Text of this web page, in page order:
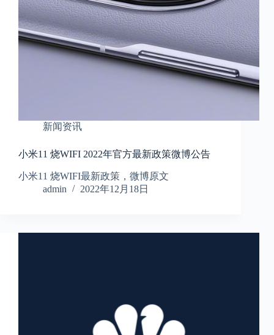
新闻资讯
小米11 烧WIFI 2022年官方最新政策微博公告
小米11 烧WIFI最新政策，微博原文
admin
2022年12月18日